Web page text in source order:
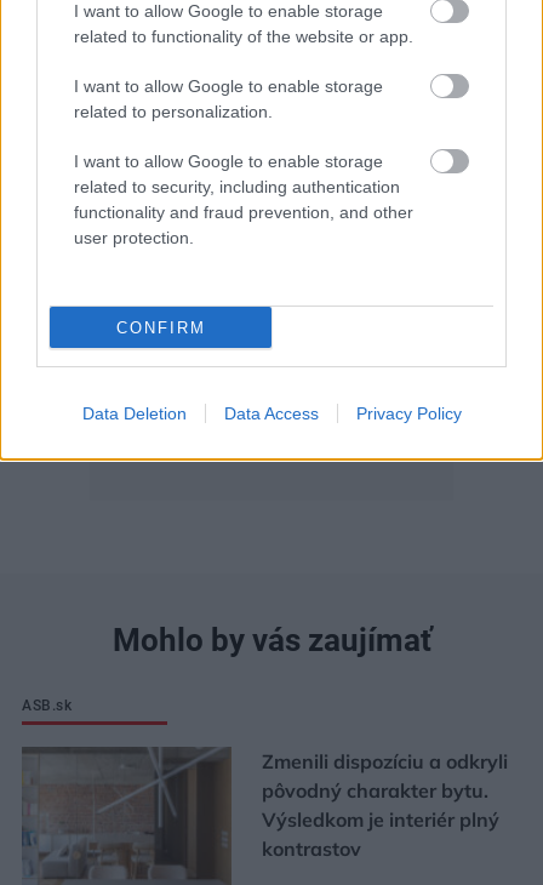
I want to allow Google to enable storage
related to functionality of the website or app.
I want to allow Google to enable storage
related to personalization.
I want to allow Google to enable storage
related to security, including authentication
functionality and fraud prevention, and other
user protection.
CONFIRM
Data Deletion Data Access Privacy Policy
Najnovšie časopisy
Záhrada 07-08/2026
Mohlo by vás zaujímať
ASB.sk
Zmenili dispozíciu a odkryli
pôvodný charakter bytu.
Výsledkom je interiér plný
kontrastov